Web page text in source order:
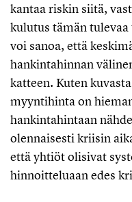
kantaa riskin siitä,
kulutus tämän
voi sanoa, että
hankintahinnan
katteen. Kuten
myyntihinta on
hankintahintaan
olennaisesti kriisin
että yhtiöt olisivat
hinnoitteluaan edes